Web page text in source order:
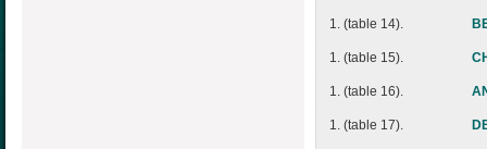
1. (table 14).
1. (table 15).
1. (table 16).
1. (table 17).